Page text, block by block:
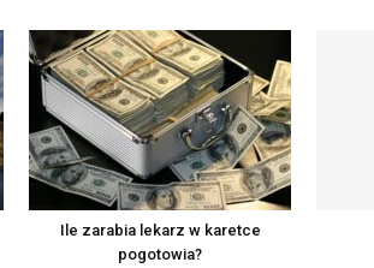
Ile zarabia lekarz w karetce
pogotowia?